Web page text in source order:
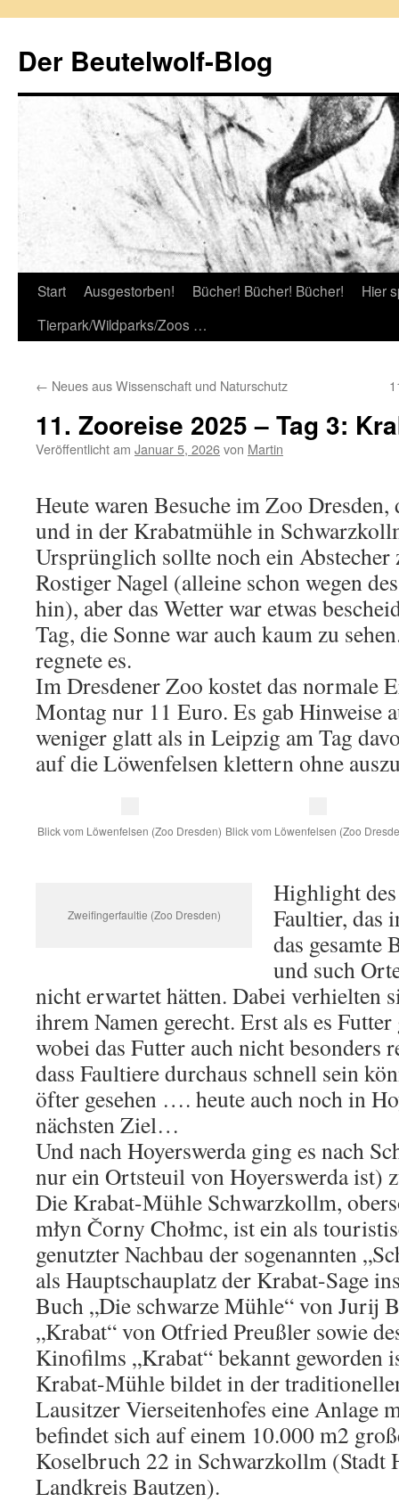
springen
Der Beutelwolf-Blog
Start Ausgestorben! Bücher! Bücher! Bücher!
Hier
Tierpark/Wildparks/Zoos …
← Neues aus Wissenschaft und Naturschutz
11. Zooreise 2025 – Tag 3:
Veröffentlicht am Januar 5, 2026von Martin
Heute waren Besuche im Zoo
und in der Krabatmühle in
Ursprünglich sollte noch ein
Rostiger Nagel (alleine schon wegen
hin), aber das Wetter war etwas
Tag, die Sonne war auch kaum zu
regnete es.
Im Dresdener Zoo kostet das normale
Montag nur 11 Euro. Es gab Hinweise
weniger glatt als in Leipzig am Tag
auf die Löwenfelsen klettern ohne
Blick vom Löwenfelsen (Zoo Dresden) Blick vom Löwenfelsen (Zoo
Zweifingerfaultie (Zoo Dresden)
Highlight
Faultier, das
das gesamte
und such
nicht erwartet hätten. Dabei verhielten
ihrem Namen gerecht. Erst als es
wobei das Futter auch nicht besonders
dass Faultiere durchaus schnell sein
öfter gesehen …. heute auch noch in
nächsten Ziel…
Und nach Hoyerswerda ging es nach
nur ein Ortsteuil von Hoyerswerda ist)
Die Krabat-Mühle Schwarzkollm,
młyn Čorny Chołmc, ist ein als
genutzter Nachbau der sogenannten
als Hauptschauplatz der Krabat-Sage
Buch „Die schwarze Mühle“ von Jurij
„Krabat“ von Otfried Preußler sowie
Kinofilms „Krabat“ bekannt geworden
Krabat-Mühle bildet in der
Lausitzer Vierseitenhofes eine Anlage
befindet sich auf einem 10.000 m2
Koselbruch 22 in Schwarzkollm (Stadt
Landkreis Bautzen).